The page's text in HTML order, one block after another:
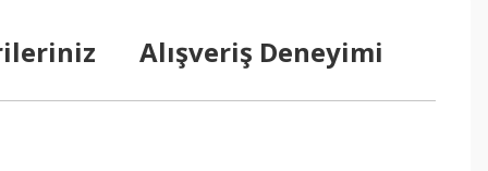
Alışveriş Deneyimi